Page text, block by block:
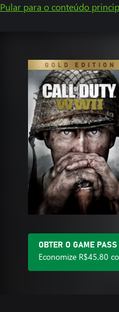
Pular para o conteúdo
OBTER O GAME PASS
Economize R$45,80